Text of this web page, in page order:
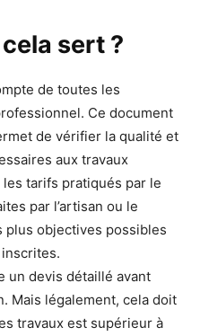
sert ?
de toutes les
Ce document
de vérifier la qualité et
aux travaux
tarifs pratiqués par le
par l’artisan ou le
objectives possibles
un devis détaillé avant
Mais légalement, cela doit
travaux est supérieur à